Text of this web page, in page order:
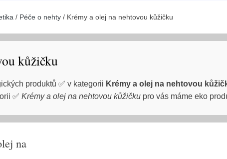
/ Péče o nehty / Krémy a olej na nehtovou kůžičku
kůžičku
produktů ✅ v kategorii Krémy a olej na nehtovou
✅ Krémy a olej na nehtovou kůžičku pro vás máme eko
na